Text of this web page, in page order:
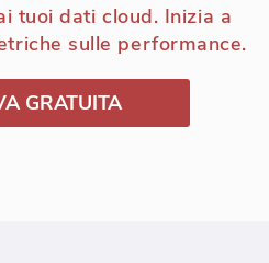
tuoi dati cloud. Inizia a
sulle performance.
GRATUITA